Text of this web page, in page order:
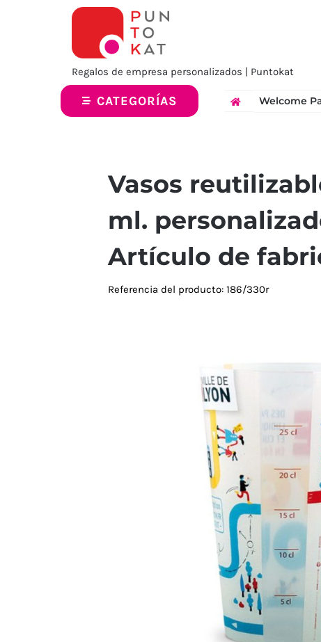
Regalos de empresa personalizados | Puntokat
CATEGORÍAS Welcome
Vasos
ml.
Artículo de
Referencia del producto: 186/330r